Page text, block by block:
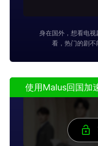
身在国外，想看电
看，热门的剧
使用Malus回国加